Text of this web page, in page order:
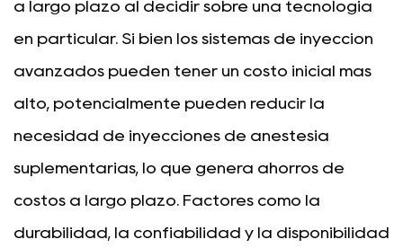
a largo plazo al decidir sobre una tecnología
en particular. Si bien los sistemas de inyección
avanzados pueden tener un costo inicial más
alto, potencialmente pueden reducir la
necesidad de inyecciones de anestesia
suplementarias, lo que genera ahorros de
costos a largo plazo. Factores como la
durabilidad, la confiabilidad y la disponibilidad